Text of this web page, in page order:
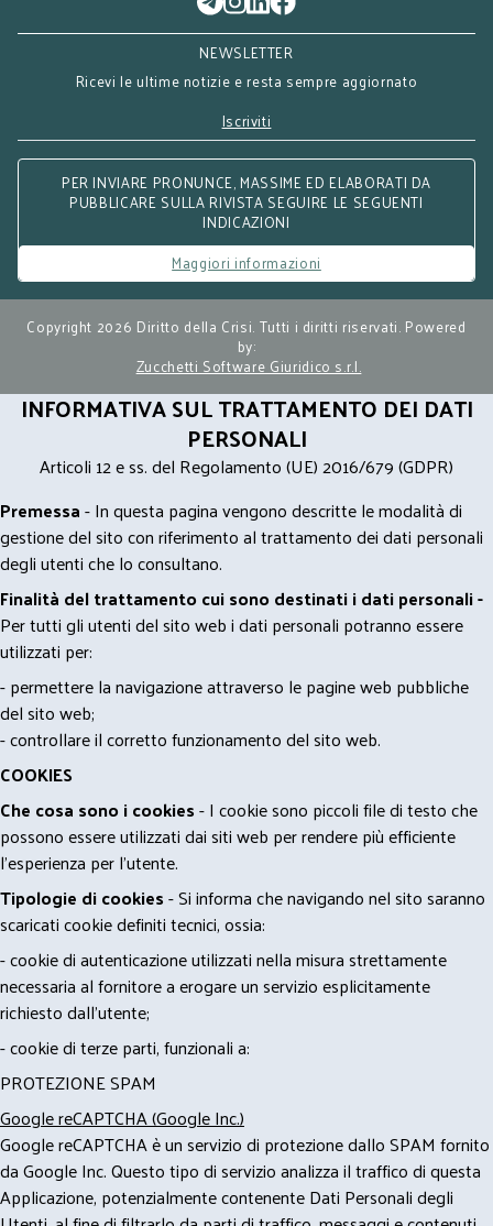
NEWSLETTER
Ricevi le ultime notizie e resta sempre aggiornato
Iscriviti
PER INVIARE PRONUNCE, MASSIME ED ELABORATI DA
PUBBLICARE SULLA RIVISTA SEGUIRE LE SEGUENTI
INDICAZIONI
Maggiori informazioni
Copyright 2026 Diritto della Crisi. Tutti i diritti riservati. Powered
by:
Zucchetti Software Giuridico s.r.l.
INFORMATIVA SUL TRATTAMENTO DEI DATI
PERSONALI
Articoli 12 e ss. del Regolamento (UE) 2016/679 (GDPR)
Premessa- In questa pagina vengono descritte le modalità di
gestione del sito con riferimento al trattamento dei dati personali
degli utenti che lo consultano.
Finalità del trattamento cui sono destinati i dati personali -
Per tutti gli utenti del sito web i dati personali potranno essere
utilizzati per:
- permettere la navigazione attraverso le pagine web pubbliche
del sito web;
- controllare il corretto funzionamento del sito web.
COOKIES
Che cosa sono i cookies- I cookie sono piccoli file di testo che
possono essere utilizzati dai siti web per rendere più efficiente
l'esperienza per l'utente.
Tipologie di cookies- Si informa che navigando nel sito saranno
scaricati cookie definiti tecnici, ossia:
- cookie di autenticazione utilizzati nella misura strettamente
necessaria al fornitore a erogare un servizio esplicitamente
richiesto dall'utente;
- cookie di terze parti, funzionali a:
PROTEZIONE SPAM
Google reCAPTCHA (Google Inc.)
Google reCAPTCHA è un servizio di protezione dallo SPAM fornito
da Google Inc. Questo tipo di servizio analizza il traffico di questa
Applicazione, potenzialmente contenente Dati Personali degli